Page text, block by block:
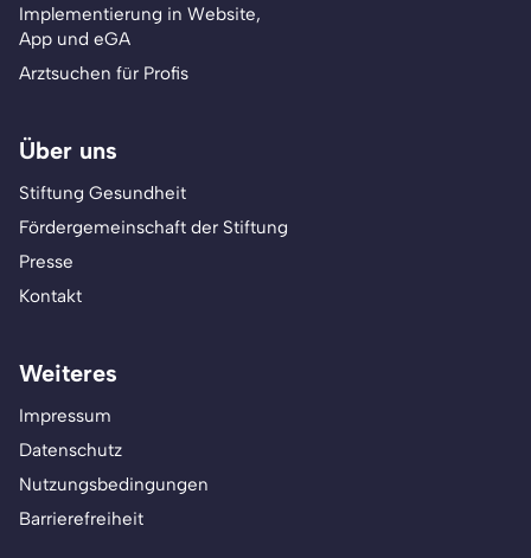
Implementierung in Website,
App und eGA
Arztsuchen für Profis
Über uns
Stiftung Gesundheit
Fördergemeinschaft der Stiftung
Presse
Kontakt
Weiteres
Impressum
Datenschutz
Nutzungsbedingungen
Barrierefreiheit